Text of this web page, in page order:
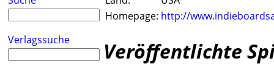
Verlagssuche
Homepage: http://
Veröffentlichte